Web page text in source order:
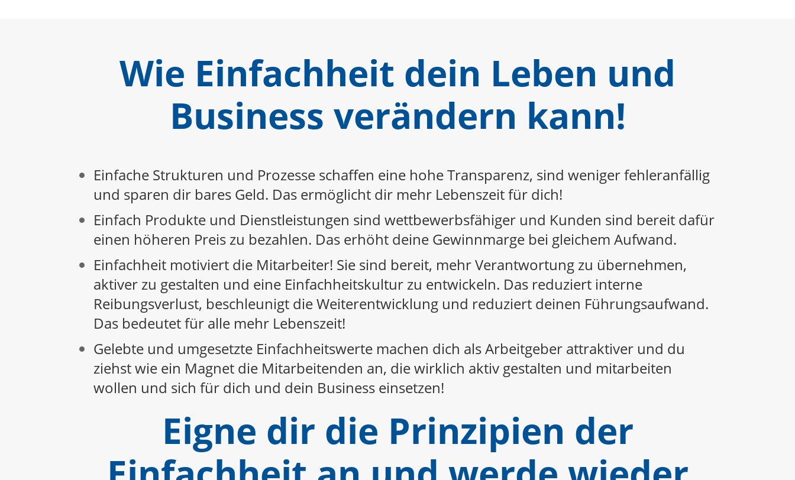
Wie Einfachheit dein Leben und
Business verändern kann!
Einfache Strukturen und Prozesse schaffen eine hohe Transparenz, sind weniger fehleranfällig
und sparen dir bares Geld. Das ermöglicht dir mehr Lebenszeit für dich!
Einfach Produkte und Dienstleistungen sind wettbewerbsfähiger und Kunden sind bereit dafür
einen höheren Preis zu bezahlen. Das erhöht deine Gewinnmarge bei gleichem Aufwand.
Einfachheit motiviert die Mitarbeiter! Sie sind bereit, mehr Verantwortung zu übernehmen,
aktiver zu gestalten und eine Einfachheitskultur zu entwickeln. Das reduziert interne
Reibungsverlust, beschleunigt die Weiterentwicklung und reduziert deinen Führungsaufwand.
Das bedeutet für alle mehr Lebenszeit!
Gelebte und umgesetzte Einfachheitswerte machen dich als Arbeitgeber attraktiver und du
ziehst wie ein Magnet die Mitarbeitenden an, die wirklich aktiv gestalten und mitarbeiten
wollen und sich für dich und dein Business einsetzen!
Eigne dir die Prinzipien der